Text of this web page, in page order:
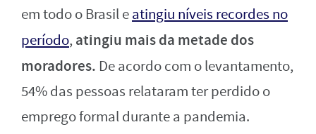
em todo o Brasil eatingiu níveis recordes no
período, atingiu mais da metade dos
moradores. De acordo com o levantamento,
54% das pessoas relataram ter perdido o
emprego formal durante a pandemia.